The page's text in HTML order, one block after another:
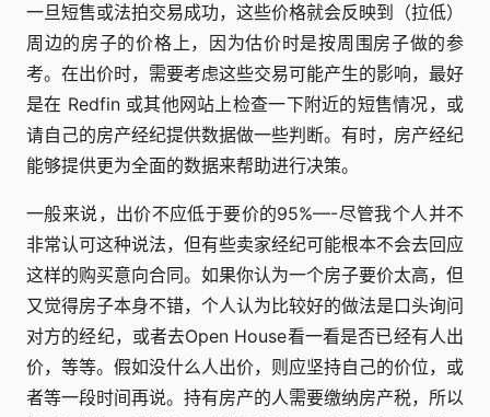
一旦短售或法拍交易成功，这些价格就会反映到（拉低）
周边的房子的价格上，因为估价时是按周围房子做的参
考。在出价时，需要考虑这些交易可能产生的影响，最好
是在 Redfin 或其他网站上检查一下附近的短售情况，或
请自己的房产经纪提供数据做一些判断。有时，房产经纪
能够提供更为全面的数据来帮助进行决策。
一般来说，出价不应低于要价的95%—-尽管我个人并不
非常认可这种说法，但有些卖家经纪可能根本不会去回应
这样的购买意向合同。如果你认为一个房子要价太高，但
又觉得房子本身不错，个人认为比较好的做法是口头询问
对方的经纪，或者去Open House看一看是否已经有人出
价，等等。假如没什么人出价，则应坚持自己的价位，或
者等一段时间再说。持有房产的人需要缴纳房产税，所以